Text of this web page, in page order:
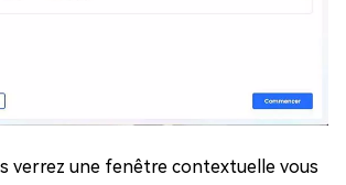
verrez une fenêtre contextuelle vous